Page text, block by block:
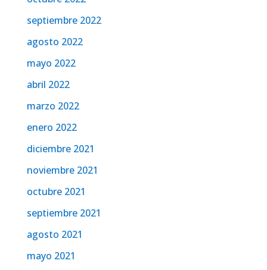
septiembre 2022
agosto 2022
mayo 2022
abril 2022
marzo 2022
enero 2022
diciembre 2021
noviembre 2021
octubre 2021
septiembre 2021
agosto 2021
mayo 2021